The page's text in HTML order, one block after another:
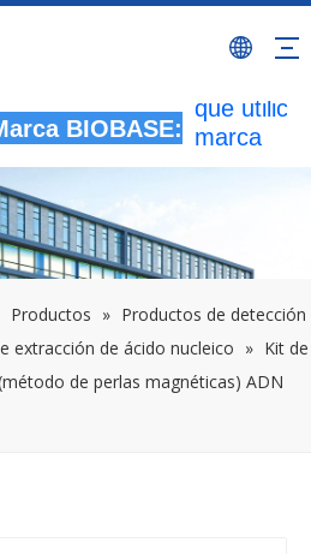
BIOBASE:
Todas las
que
marca
una
legal.
20240510
Productos » Productos de detección
extracción de ácido nucleico » Kit de
de perlas magnéticas) ADN